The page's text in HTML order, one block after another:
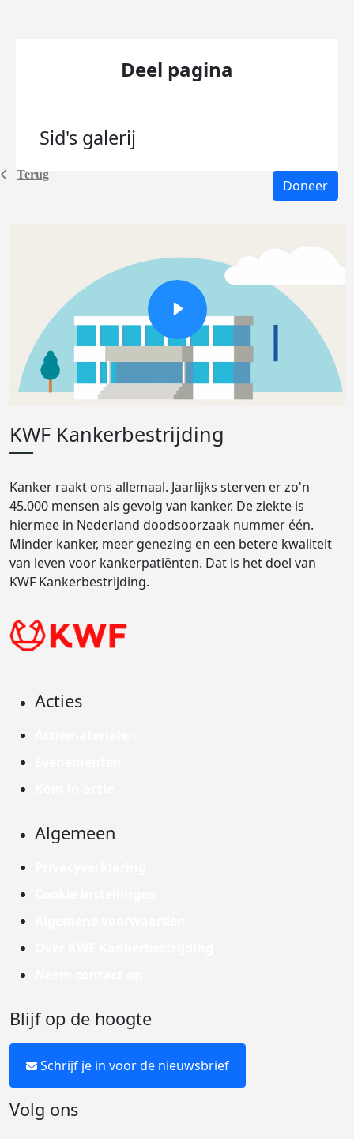
Terug
Deel pagina
Sid's galerij
Doneer
KWF Kankerbestrijding
Kanker raakt ons allemaal. Jaarlijks sterven er zo'n
45.000 mensen als gevolg van kanker. De ziekte is
hiermee in Nederland doodsoorzaak nummer één.
Minder kanker, meer genezing en een betere kwaliteit
van leven voor kankerpatiënten. Dat is het doel van
KWF Kankerbestrijding.
Acties
Algemeen
Blijf op de hoogte
Schrijf je in voor de nieuwsbrief
Volg ons